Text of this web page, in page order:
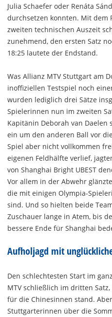
Julia Schaefer oder Renáta
durchsetzen konnten. Mit dem
zweiten technischen Auszeit
zunehmend, den ersten Satz
18:25 lautete der Endstand.
Was Allianz MTV Stuttgart am
inoffiziellen Testspiel noch
wurden lediglich drei Sätze
Spielerinnen nun im zweiten
Kapitänin Deborah van
ein um den anderen Ball vor
Spiel aber nicht vollkommen
eigenen Feldhälfte verlief,
von Shanghai Bright UBEST
Vor allem in der Abwehr
die mit einigen Olympia-
sind. Und so hielten beide
Zuschauer lange in Atem, bis
bessere Ende für Shanghai
Aufholjagd mit
Den schlechtesten Start im
MTV schließlich im dritten
für die Chinesinnen stand.
Stuttgarterinnen über die